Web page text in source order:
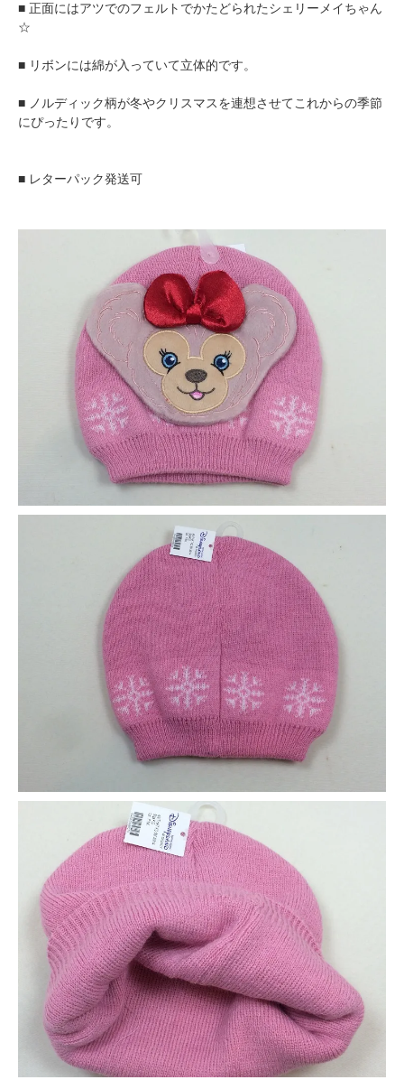
■ 正面にはアツでのフェルトでかたどられたシェリーメイちゃん
☆
■ リボンには綿が入っていて立体的です。
■ ノルディック柄が冬やクリスマスを連想させてこれからの季節
にぴったりです。
■ レターパック発送可